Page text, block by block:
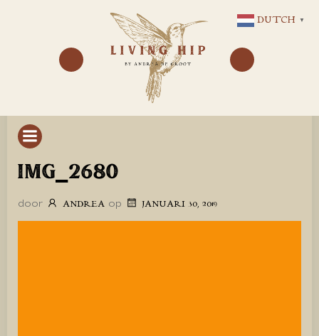
NAAR
DE
INHOUD
IMG_2680
door ANDREA op JANUARI 30, 2019
DUTCH ▼